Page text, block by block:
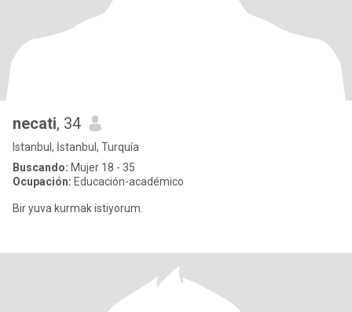
necati, 34
Istanbul, İstanbul, Turquía
Buscando: Mujer 18 - 35
Ocupación: Educación-académico
Bir yuva kurmak istiyorum.